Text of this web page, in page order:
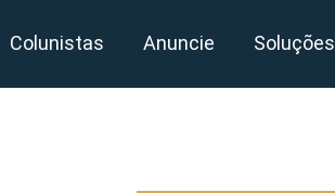
Colunistas Anuncie Soluções